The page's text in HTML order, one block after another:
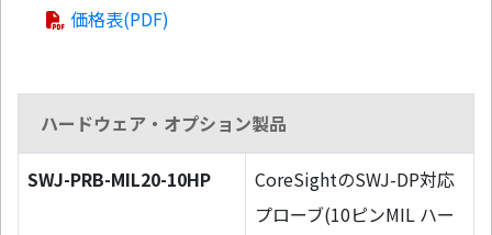
価格表(PDF)
ハードウェア・オプション製品
SWJ-PRB-MIL20-10HP
CoreSightのSWJ-DP対応
プローブ(10ピンMIL ハー